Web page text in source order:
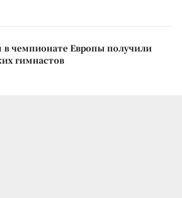
в чемпионате Европы получили
гимнастов